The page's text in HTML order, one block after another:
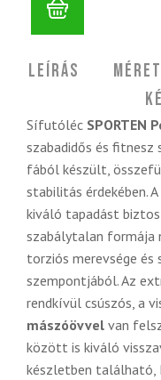
Leírás
Sífutóléc SPORTEN
szabadidős és fitnesz
fából készült,
stabilitás érdekében.
kiváló tapadást
szabálytalan formája
torziós merevsége és
szempontjából. Az
rendkívül csúszós, a
mászóövvel van
között is kiváló
készletben található,